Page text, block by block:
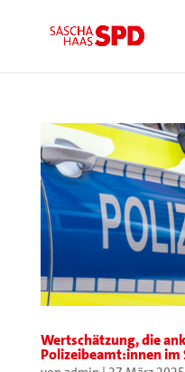
Wertschätzung, die
Polizeibeamt:innen